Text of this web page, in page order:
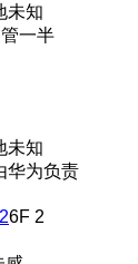
未知
一半
未知
华为负责
6F 2